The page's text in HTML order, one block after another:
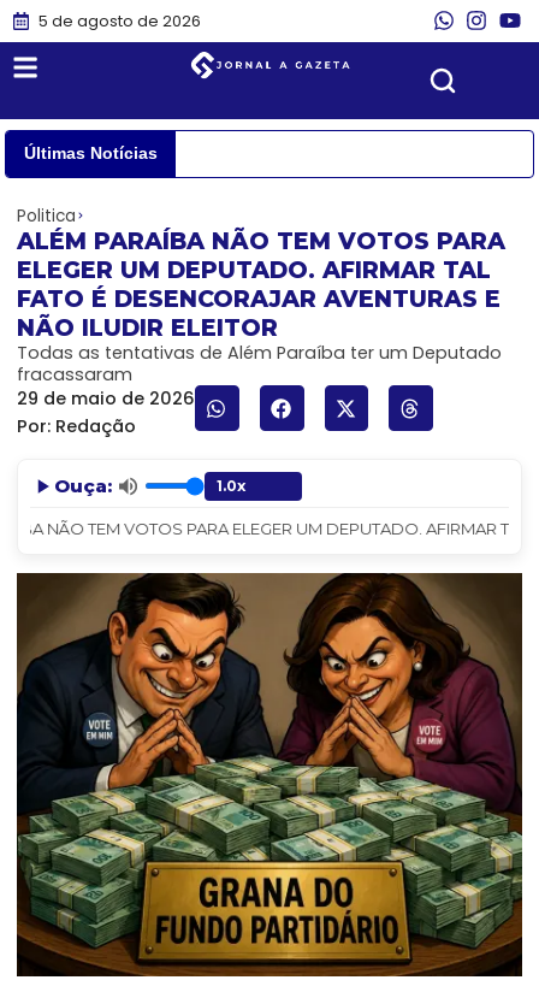
5 de agosto de 2026
Últimas Notícias
Politica
ALÉM PARAÍBA NÃO TEM VOTOS PARA
ELEGER UM DEPUTADO. AFIRMAR TAL
FATO É DESENCORAJAR AVENTURAS E
NÃO ILUDIR ELEITOR
Todas as tentativas de Além Paraíba ter um Deputado
fracassaram
29 de maio de 2026
Por: Redação
Ouça:
NÃO TEM VOTOS PARA ELEGER UM DEPUTADO. AFIRMAR TAL